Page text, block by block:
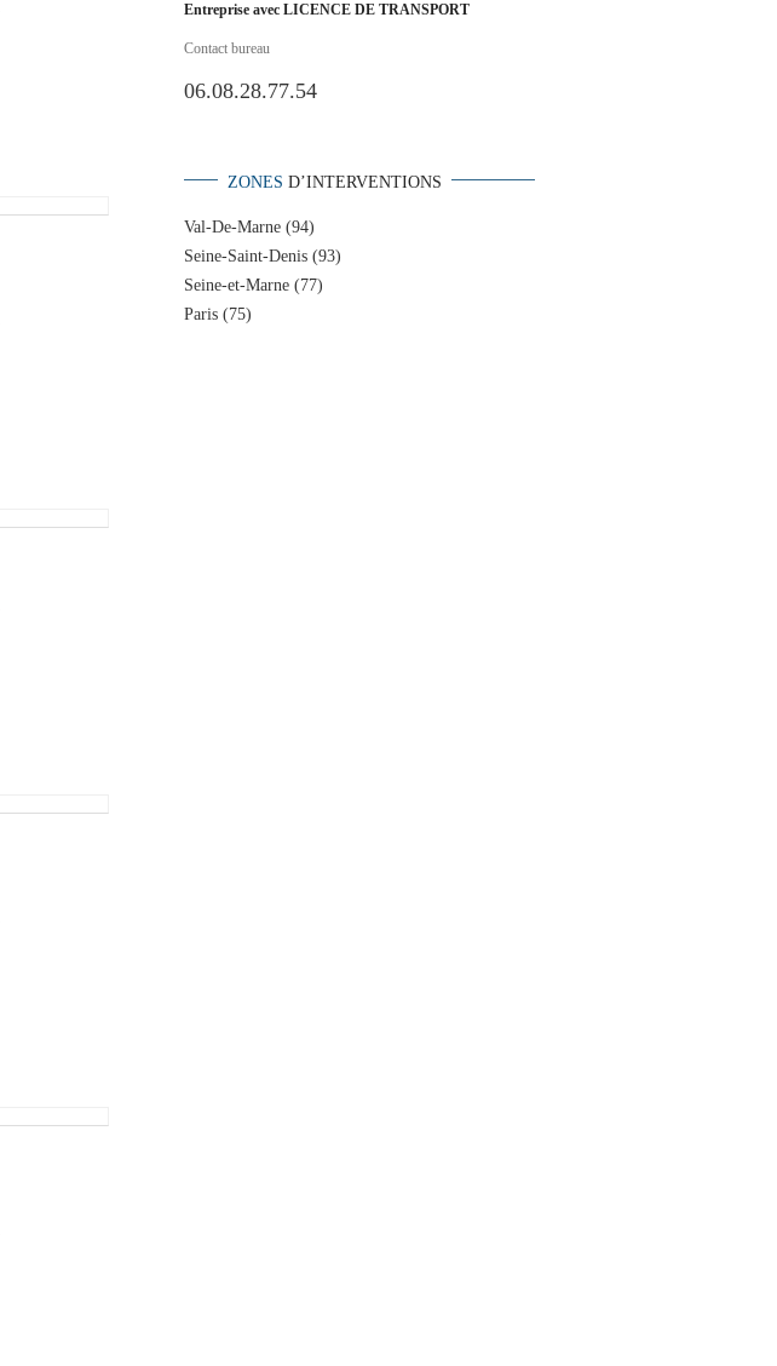
Entreprise avec LICENCE DE TRANSPORT
Contact bureau
06.08.28.77.54
ZONES D’INTERVENTIONS
Val-De-Marne (94)
Seine-Saint-Denis (93)
Seine-et-Marne (77)
Paris (75)